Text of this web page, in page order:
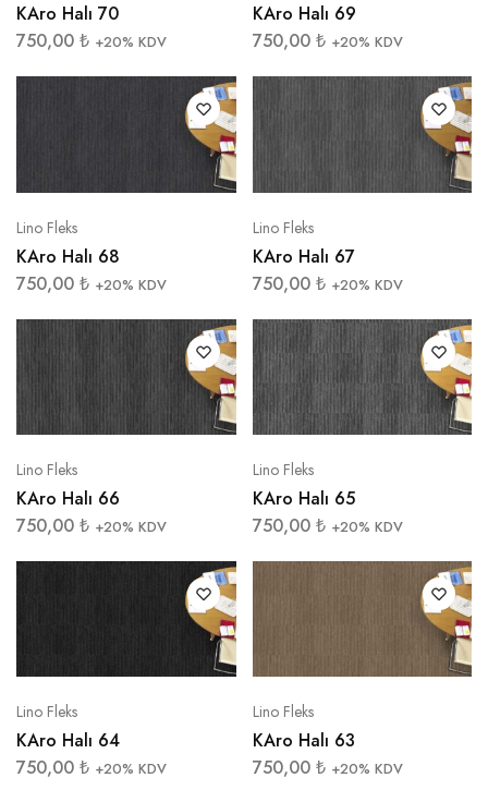
KAro Halı 70
750,00 ₺ +20% KDV
KAro Halı 69
750,00 ₺ +20% KDV
Lino Fleks
KAro Halı 68
750,00 ₺ +20% KDV
Lino Fleks
KAro Halı 67
750,00 ₺ +20% KDV
Lino Fleks
KAro Halı 66
750,00 ₺ +20% KDV
Lino Fleks
KAro Halı 65
750,00 ₺ +20% KDV
Lino Fleks
KAro Halı 64
750,00 ₺ +20% KDV
Lino Fleks
KAro Halı 63
750,00 ₺ +20% KDV